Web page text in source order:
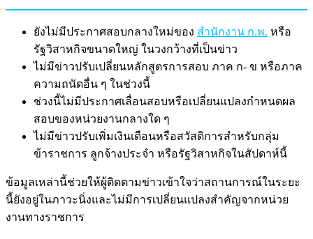
ยังไม่มีประกาศสอบกลางใหม่ของ สำนักงาน ก.พ. หรือ
รัฐวิสาหกิจขนาดใหญ่ ในวงกว้างที่เป็นข่าว
ไม่มีข่าวปรับเปลี่ยนหลักสูตรการสอบ ภาค ก- ข หรือภาค
ความถนัดอื่น ๆ ในช่วงนี้
ช่วงนี้ไม่มีประกาศเลื่อนสอบหรือเปลี่ยนแปลงกำหนดผล
สอบของหน่วยงานกลางใด ๆ
ไม่มีข่าวปรับเพิ่มเงินเดือนหรือสวัสดิการสำหรับกลุ่ม
ข้าราชการ ลูกจ้างประจำ หรือรัฐวิสาหกิจในสัปดาห์นี้
ข้อมูลเหล่านี้ช่วยให้ผู้ติดตามข่าวเข้าใจว่าสถานการณ์ในระยะ
นี้ยังอยู่ในภาวะนิ่งและไม่มีการเปลี่ยนแปลงสำคัญจากหน่วย
งานทางราชการ